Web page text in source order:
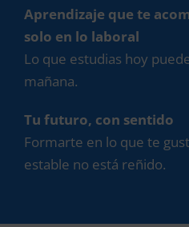
Aprendizaje que te
solo en lo laboral
Lo que estudias hoy
mañana.
Tu futuro, con sentido
Formarte en lo que te
estable no está reñido.